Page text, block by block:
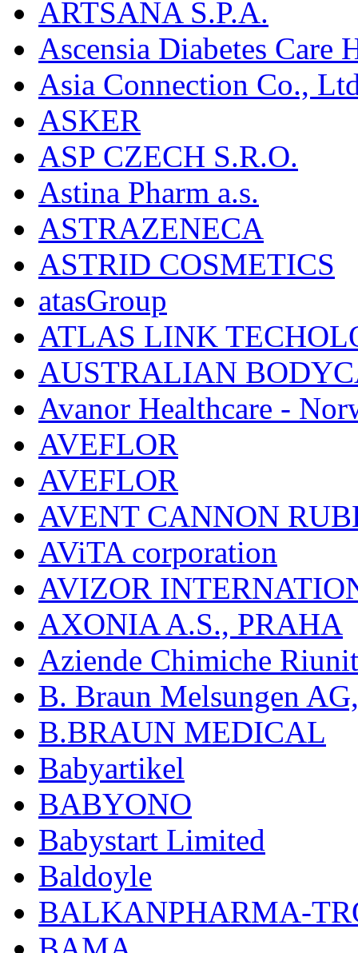
ARTSANA S.P.A.
Ascensia Diabetes Care
Asia Connection Co.,
ASKER
ASP CZECH S.R.O.
Astina Pharm a.s.
ASTRAZENECA
ASTRID COSMETICS
atasGroup
ATLAS LINK
AUSTRALIAN
Avanor Healthcare -
AVEFLOR
AVEFLOR
AVENT CANNON
AViTA corporation
AVIZOR
AXONIA A.S., PRAHA
Aziende Chimiche
B. Braun Melsungen
B.BRAUN MEDICAL
Babyartikel
BABYONO
Babystart Limited
Baldoyle
BALKANPHARMA-